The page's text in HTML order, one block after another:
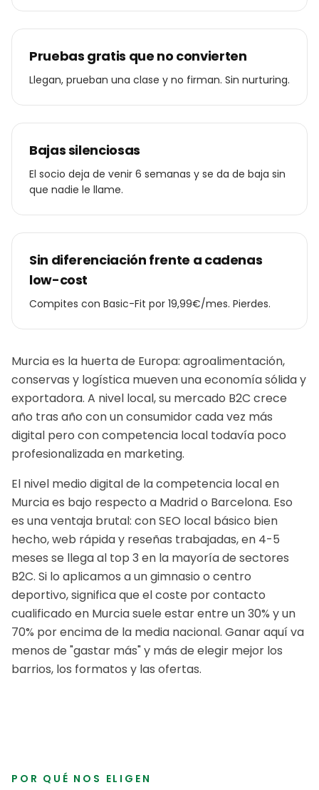
Pruebas gratis que no convierten
Llegan, prueban una clase y no firman. Sin nurturing.
Bajas silenciosas
El socio deja de venir 6 semanas y se da de baja sin
que nadie le llame.
Sin diferenciación frente a cadenas
low-cost
Compites con Basic-Fit por 19,99€/mes. Pierdes.
Murcia es la huerta de Europa: agroalimentación,
conservas y logística mueven una economía sólida y
exportadora. A nivel local, su mercado B2C crece
año tras año con un consumidor cada vez más
digital pero con competencia local todavía poco
profesionalizada en marketing.
El nivel medio digital de la competencia local en
Murcia es bajo respecto a Madrid o Barcelona. Eso
es una ventaja brutal: con SEO local básico bien
hecho, web rápida y reseñas trabajadas, en 4-5
meses se llega al top 3 en la mayoría de sectores
B2C. Si lo aplicamos a ungimnasio o centro
deportivo, significa que el coste por contacto
cualificado en Murciasuele estar entre un 30% y un
70% por encima de la media nacional. Ganar aquí va
menos de "gastar más" y más de elegir mejor los
barrios, los formatos y las ofertas.
POR QUÉ NOS ELIGEN